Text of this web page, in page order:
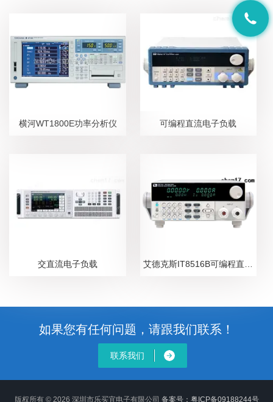
横河WT1800E功率分析仪 可编程直流电子负载
交直流电子负载
如果您有任何问题，请跟我们联系！
联系我们
版权所有 © 2026 深圳市乐买宜电子有限公司 备案号：粤ICP备09188244号